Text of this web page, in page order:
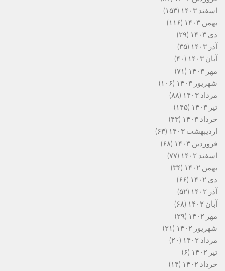
اسفند ۱۴۰۳
(۱۵۳)
بهمن ۱۴۰۳
(۱۱۶)
دی ۱۴۰۳
(۲۹)
آذر ۱۴۰۳
(۳۵)
آبان ۱۴۰۳
(۴۰)
مهر ۱۴۰۳
(۷۱)
شهریور ۱۴۰۳
(۱۰۶)
مرداد ۱۴۰۳
(۸۸)
تیر ۱۴۰۳
(۱۴۵)
خرداد ۱۴۰۳
(۴۳)
اردیبهشت ۱۴۰۳
(۶۳)
فروردین ۱۴۰۳
(۶۸)
اسفند ۱۴۰۲
(۷۷)
بهمن ۱۴۰۲
(۳۴)
دی ۱۴۰۲
(۶۶)
آذر ۱۴۰۲
(۵۲)
آبان ۱۴۰۲
(۶۸)
مهر ۱۴۰۲
(۲۹)
شهریور ۱۴۰۲
(۲۱)
مرداد ۱۴۰۲
(۲۰)
تیر ۱۴۰۲
(۶)
خرداد ۱۴۰۲
(۱۴)